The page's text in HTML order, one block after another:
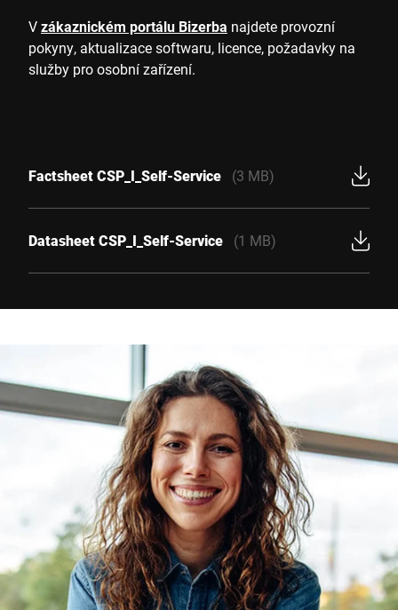
Vzákaznickém portálu Bizerba najdete provozní
pokyny, aktualizace softwaru, licence, požadavky na
služby pro osobní zařízení.
Factsheet CSP_I_Self-Service (3 MB)
Datasheet CSP_I_Self-Service (1 MB)